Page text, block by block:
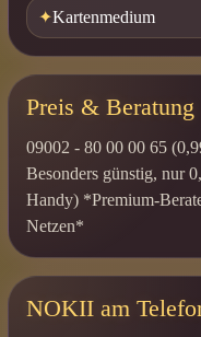
Kartenmedium
Preis & Beratung
09002 - 80 00 00 65
Besonders günstig, nur
Handy) *Premium-
Netzen*
NOKII am